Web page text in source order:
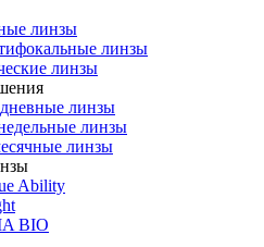
линзы
линзы
линзы
линзы
линзы
линзы
Ability
BIO